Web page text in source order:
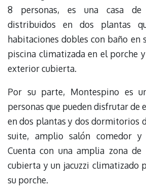
8 personas, es una casa
distribuidos en dos plantas
habitaciones dobles con baño en
piscina climatizada en el porche
exterior cubierta.
Por su parte, Montespino es
personas que pueden disfrutar de
en dos plantas y dos dormitorios
suite, amplio salón comedor y
Cuenta con una amplia zona
cubierta y un jacuzzi climatizado
su porche.